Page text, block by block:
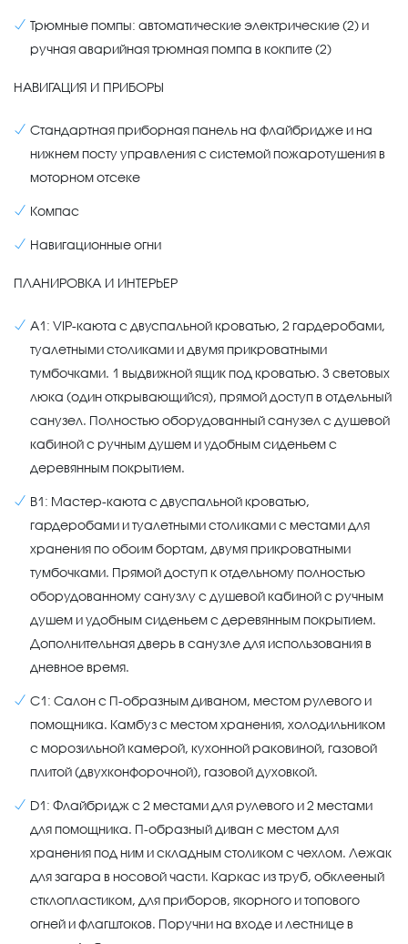
Трюмные помпы: автоматические электрические (2) и
ручная аварийная трюмная помпа в кокпите (2)
НАВИГАЦИЯ И ПРИБОРЫ
Стандартная приборная панель на флайбридже и на
нижнем посту управления с системой пожаротушения в
моторном отсеке
Компас
Навигационные огни
ПЛАНИРОВКА И ИНТЕРЬЕР
A1: VIP-каюта с двуспальной кроватью, 2 гардеробами,
туалетными столиками и двумя прикроватными
тумбочками. 1 выдвижной ящик под кроватью. 3 световых
люка (один открывающийся), прямой доступ в отдельный
санузел. Полностью оборудованный санузел с душевой
кабиной с ручным душем и удобным сиденьем с
деревянным покрытием.
В1: Мастер-каюта с двуспальной кроватью,
гардеробами и туалетными столиками с местами для
хранения по обоим бортам, двумя прикроватными
тумбочками. Прямой доступ к отдельному полностью
оборудованному санузлу с душевой кабиной с ручным
душем и удобным сиденьем с деревянным покрытием.
Дополнительная дверь в санузле для использования в
дневное время.
С1: Салон с П-образным диваном, местом рулевого и
помощника. Камбуз с местом хранения, холодильником
с морозильной камерой, кухонной раковиной, газовой
плитой (двухконфорочной), газовой духовкой.
D1: Флайбридж с 2 местами для рулевого и 2 местами
для помощника. П-образный диван с местом для
хранения под ним и складным столиком с чехлом. Лежак
для загара в носовой части. Каркас из труб, обклееный
стклопластиком, для приборов, якорного и топового
огней и флагштоков. Поручни на входе и лестнице в